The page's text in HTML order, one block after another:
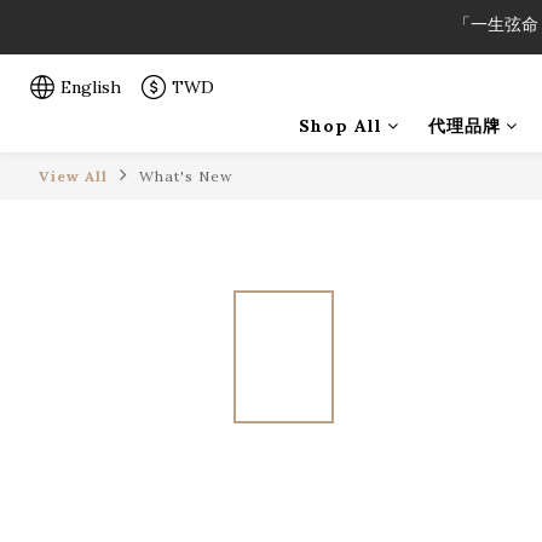
「一生弦
「一生弦
English TWD
Shop All
代理品牌
View All What's New